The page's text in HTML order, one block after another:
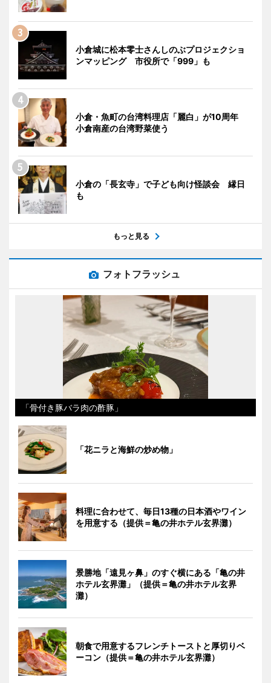
小倉城に松本零士さんしのぶプロジェクショ
ンマッピング 市役所で「999」も
小倉・魚町の台湾料理店「麗白」が10周年
小倉南産の台湾野菜使う
小倉の「長玄寺」で子ども向け怪談会 縁日
も
もっと見る
フォトフラッシュ
「骨付き豚バラ肉の酢豚」
「花ニラと海鮮の炒め物」
料理に合わせて、毎日13種の日本酒やワイン
を用意する（提供＝亀の井ホテル玄界灘）
景勝地「遠見ヶ鼻」のすぐ横にある「亀の井
ホテル玄界灘」（提供＝亀の井ホテル玄界
灘）
朝食で用意するフレンチトーストと厚切りベ
ーコン（提供＝亀の井ホテル玄界灘）